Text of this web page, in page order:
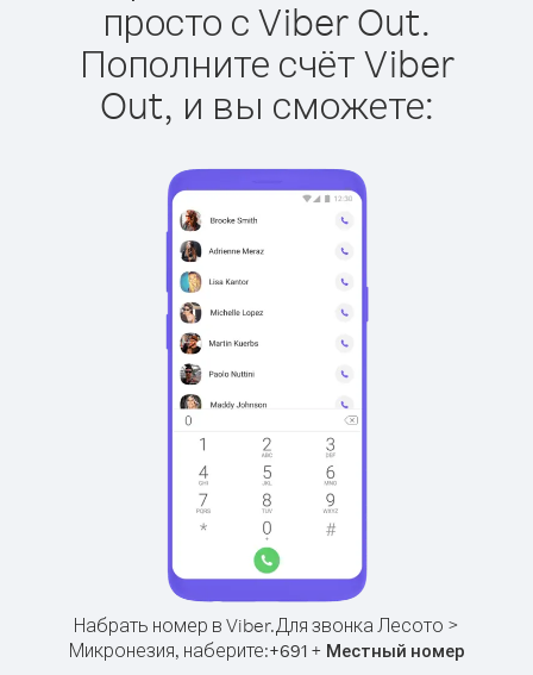
просто с Viber Out.
Пополните счёт Viber
Out, и вы сможете:
Набрать номер в Viber.Для звонка Лесото >
Микронезия, наберите:+691+ Местный номер